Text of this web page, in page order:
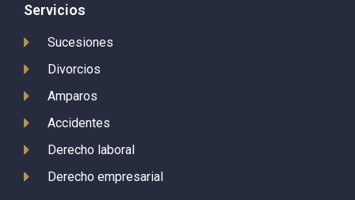
Servicios
Sucesiones
Divorcios
Amparos
Accidentes
Derecho laboral
Derecho empresarial